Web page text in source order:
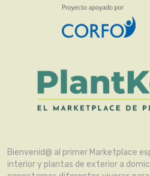
Bienvenid@ al primer Marketplace
interior y plantas de exterior a